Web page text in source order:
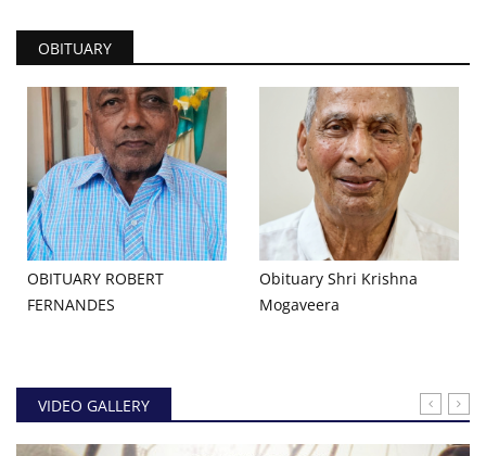
OBITUARY
OBITUARY ROBERT
FERNANDES
Obituary Shri Krishna
Mogaveera
VIDEO GALLERY